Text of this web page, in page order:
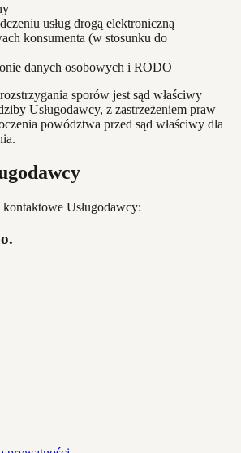
usług drogą elektroniczną
konsumenta (w stosunku do
danych osobowych i RODO
sporów jest sąd właściwy
Usługodawcy, z zastrzeżeniem praw
powództwa przed sąd właściwy dla
Usługodawcy: